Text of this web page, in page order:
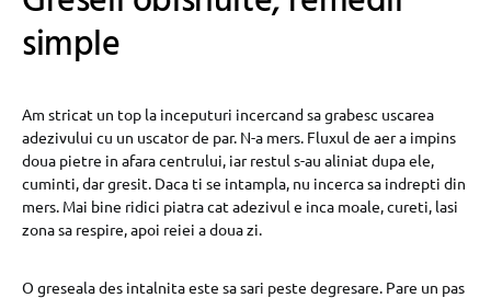
simple
Am stricat un top la inceputuri incercand sa grabesc uscarea
adezivului cu un uscator de par. N-a mers. Fluxul de aer a impins
doua pietre in afara centrului, iar restul s-au aliniat dupa ele,
cuminti, dar gresit. Daca ti se intampla, nu incerca sa indrepti din
mers. Mai bine ridici piatra cat adezivul e inca moale, cureti, lasi
zona sa respire, apoi reiei a doua zi.
O greseala des intalnita este sa sari peste degresare. Pare un pas